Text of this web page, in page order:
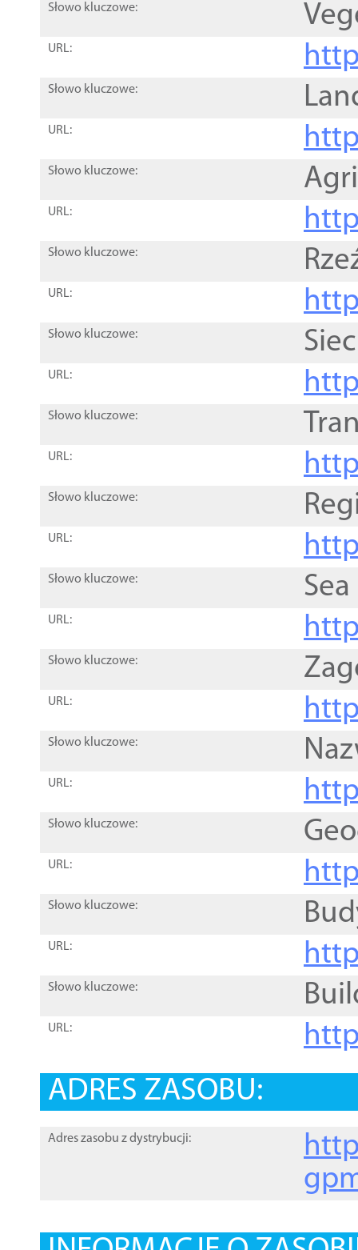
Słowo kluczowe:
URL:
Słowo kluczowe:
URL:
Słowo kluczowe:
URL:
Słowo kluczowe:
URL:
Słowo kluczowe:
URL:
Słowo kluczowe:
URL:
Słowo kluczowe:
URL:
Słowo kluczowe:
URL:
Słowo kluczowe:
URL:
Słowo kluczowe:
URL:
Słowo kluczowe:
URL:
Słowo kluczowe:
URL:
Słowo kluczowe:
URL:
ADRES ZASOBU:
Adres zasobu z dystrybucji: